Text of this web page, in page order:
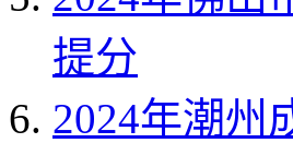
提分
2024年潮州